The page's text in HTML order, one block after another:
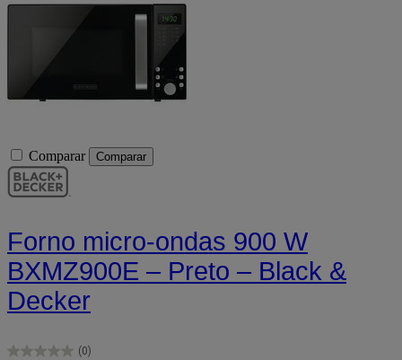
Comparar Comparar
Forno micro-ondas 900 W
BXMZ900E – Preto – Black &
Decker
(0)